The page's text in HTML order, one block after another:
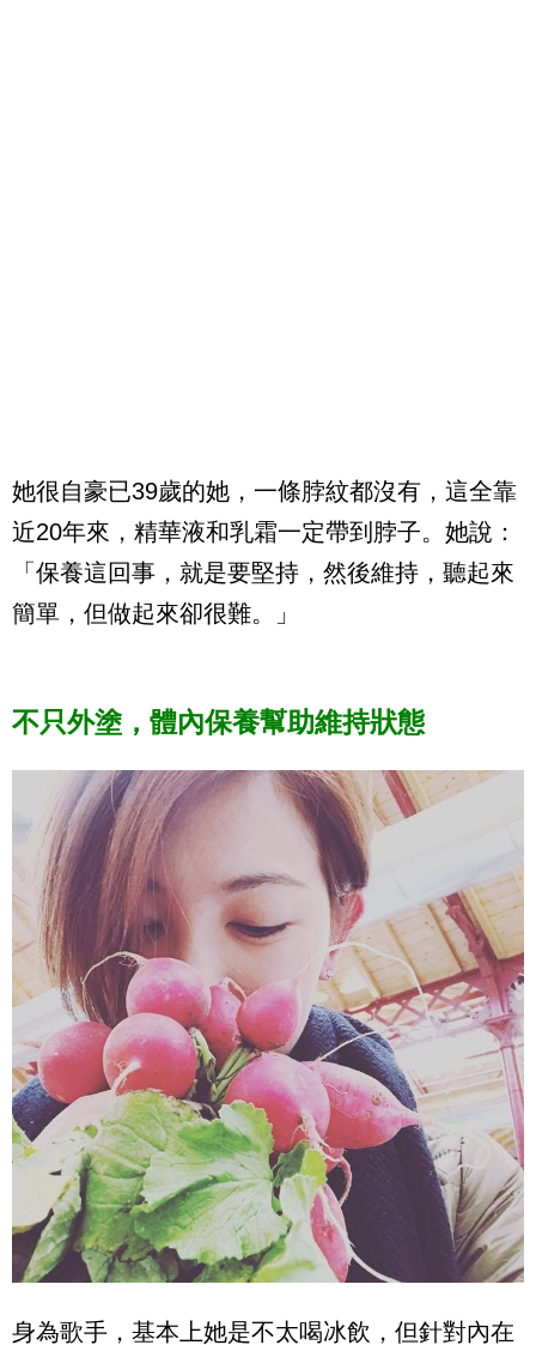
她很自豪已39歲的她，一條脖紋都沒有，這全靠
近20年來，精華液和乳霜一定帶到脖子。她說：
「保養這回事，就是要堅持，然後維持，聽起來
簡單，但做起來卻很難。」
不只外塗，體內保養幫助維持狀態
身為歌手，基本上她是不太喝冰飲，但針對內在